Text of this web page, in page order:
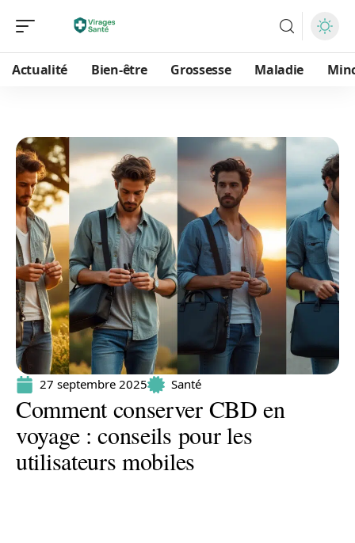
Actualité Bien-être Grossesse Maladie
27 septembre 2025 Santé
Comment conserver CBD en
voyage : conseils pour les
utilisateurs mobiles